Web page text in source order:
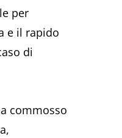
per
e il rapido
di
commosso